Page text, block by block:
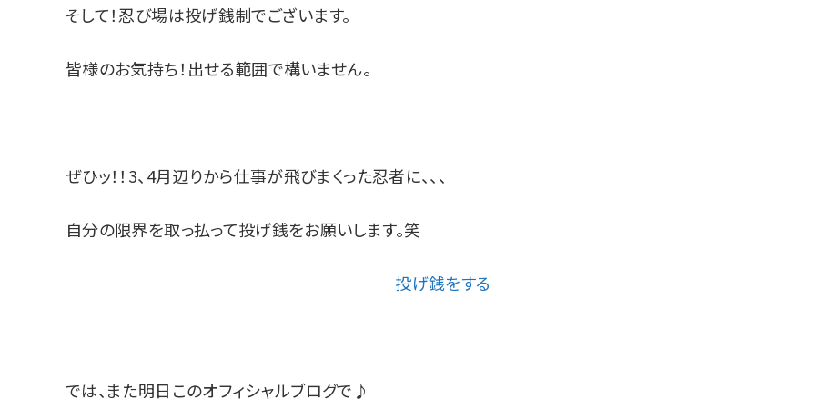
そして！忍び場は投げ銭制でございます。
皆様のお気持ち！出せる範囲で構いません。
ぜひッ！！3、4月辺りから仕事が飛びまくった忍者に、、、
自分の限界を取っ払って投げ銭をお願いします。笑
投げ銭をする
では、また明日このオフィシャルブログで♪